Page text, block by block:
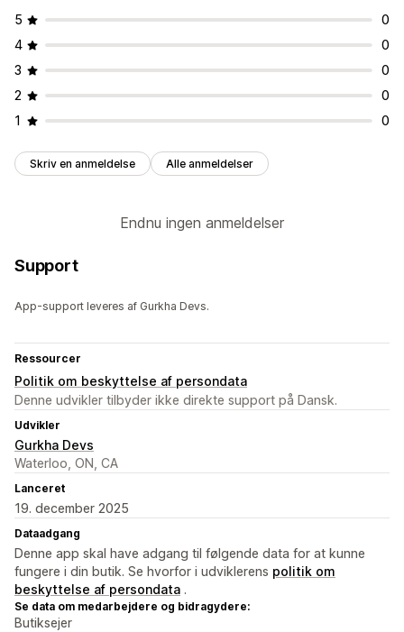
Underretninger om produktside
Tilpassede beskeder
5
0
4
0
3
0
2
0
1
0
Skriv en anmeldelse Alle anmeldelser
Endnu ingen anmeldelser
Support
App-support leveres af Gurkha Devs.
Ressourcer
Politik om beskyttelse af persondata
Denne udvikler tilbyder ikke direkte support på Dansk.
Udvikler
Gurkha Devs
Waterloo, ON, CA
Lanceret
19. december 2025
Dataadgang
Denne app skal have adgang til følgende data for at kunne
fungere i din butik. Se hvorfor i udviklerens politik om
beskyttelse af persondata .
Se data om medarbejdere og bidragydere:
Butiksejer